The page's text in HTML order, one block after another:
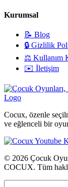
Kurumsal
📝 Blog
🔒 Gizlilik
⚖️ Kullanım
✉️ İletişim
Cocux, özenle
ve eğlenceli bir
© 2026 Çocuk
COCUX. Tüm